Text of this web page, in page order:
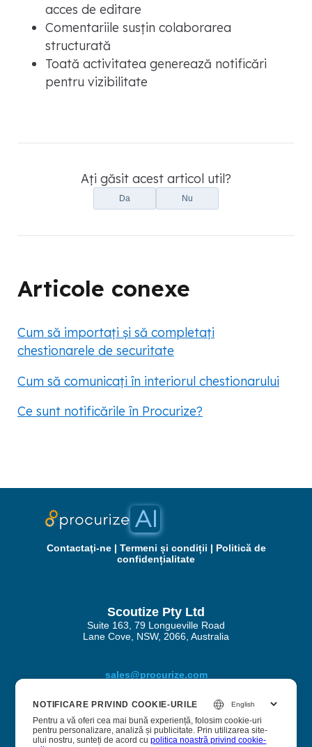
acces de editare
Comentariile susțin colaborarea
structurată
Toată activitatea generează notificări
pentru vizibilitate
Ați găsit acest articol util?
Da Nu
Articole conexe
Cum să importați și să completați
chestionarele de securitate
Cum să comunicați în interiorul chestionarului
Ce sunt notificările în Procurize?
Contactaţi-ne| Termeni și condiții | Politică de
confidențialitate
Scoutize Pty Ltd
Suite 163, 79 Longueville Road
Lane Cove, NSW, 2066, Australia
sales@procurize.com
Despre Procurize AI
NOTIFICARE PRIVIND COOKIE-URILE
Pentru a vă oferi cea mai bună experiență, folosim cookie-uri
pentru personalizare, analiză și publicitate. Prin utilizarea site-
ului nostru, sunteți de acord cupolitica noastră privind cookie-